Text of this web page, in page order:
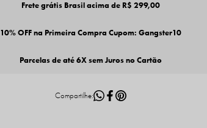
Frete grátis Brasil acima de R$ 299,00
10% OFF na Primeira Compra Cupom: Gangster10
Parcelas de até 6X sem Juros no Cartão